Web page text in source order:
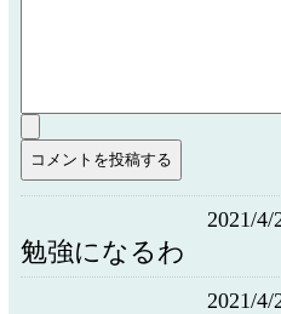
2021/4/
勉強になるわ
2021/4/